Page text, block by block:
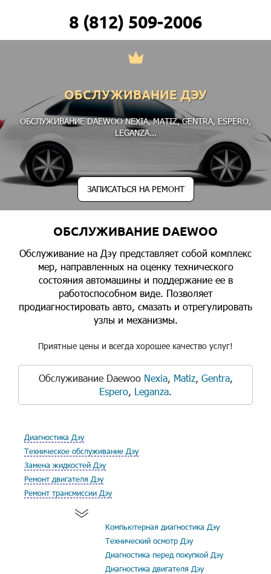
8 (812) 509-2006
ОБСЛУЖИВАНИЕ ДЭУ
ОБСЛУЖИВАНИЕ DAEWOONEXIA,MATIZ,GENTRA,ESPERO,
LEGANZA...
ЗАПИСАТЬСЯ НА РЕМОНТ
ОБСЛУЖИВАНИЕ DAEWOO
Обслуживание на Дэу представляет собой комплекс
мер, направленных на оценку технического
состояния автомашины и поддержание ее в
работоспособном виде. Позволяет
продиагностировать авто, смазать и отрегулировать
узлы и механизмы.
Приятные цены и всегда хорошее качество услуг!
Обслуживание Daewoo Nexia, Matiz, Gentra,
Espero, Leganza.
Диагностика Дэу
Техническое обслуживание Дэу
Замена жидкостей Дэу
Ремонт двигателя Дэу
Ремонт трансмиссии Дэу
Компьютерная диагностика Дэу
Технический осмотр Дэу
Диагностика перед покупкой Дэу
Диагностика двигателя Дэу